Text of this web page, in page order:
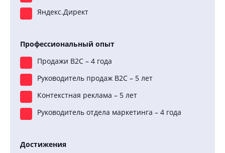
Яндекс.Директ
Профессиональный опыт
Продажи B2C – 4 года
Руководитель продаж B2C – 5 лет
Контекстная реклама – 5 лет
Руководитель отдела маркетинга – 4 года
Достижения